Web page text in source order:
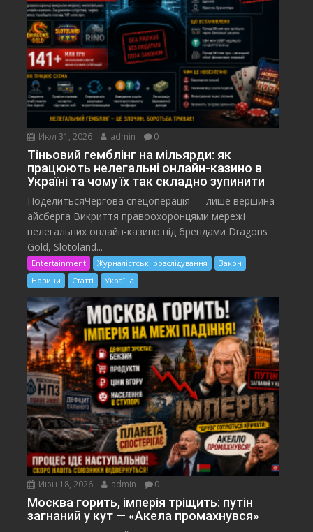
Июл 31, 2026 admin 0
Тіньовий гемблінг на мільярди: як
працюють нелегальні онлайн-казино в
Україні та чому їх так складно зупинити
ПоделитьсяЧергова спецоперація — лише вершина
айсберга Викриття правоохоронцями мережі
нелегальних онлайн-казино під брендами Dragons
Gold, Slotoland...
Entertainment Журналістські розслідування
Закон
Новини
Статті Україна
Июн 18, 2026 admin 0
Москва горить, імперія тріщить: путін
загнаний у кут — «Акела промахнувся»